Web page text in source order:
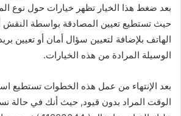
بعد ضغط هذا الخيار تظهر خيارات حول نوع
حيث تستطيع تعيين المصادقة بواسطة النقش
الهاتف بلإضافة لتعيين سؤال أمان أو تعيين
الوسيلة المرادة من هذه الخيارات.
بعد الإنتهاء من عمل هذه الخطوات تستطيع
الوقت المراد بدون قيود, حيث أنك في حالة